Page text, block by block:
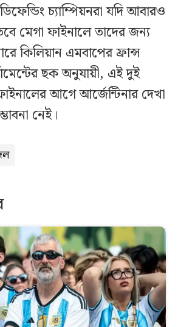
চ্যাম্পিয়নরা যদি আবারও
মেগা ফাইনালে তাদের জন্য
কিলিয়ান এমবাপের ফ্রান্স
ছক অনুযায়ী, এই দুই
আগে আর্জেন্টিনার দেখা
নেই।